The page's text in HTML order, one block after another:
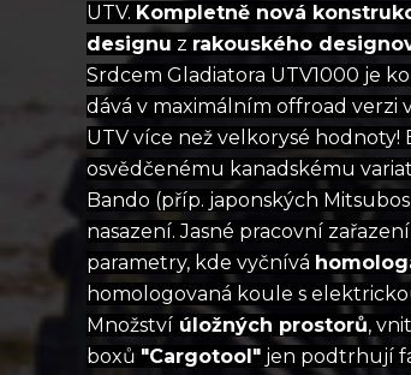
UTV. Kompletně nová
designu z rakouského
Srdcem Gladiatora UTV1000 je
dává v maximálním offroad verzi
UTV více než velkorysé
osvědčenému kanadskému
Bando (příp. japonských
nasazení. Jasné pracovní
parametry, kde vyčnívá
homologovaná koule s
Množství úložných prostorů,
boxů "Cargotool" jen podtrhují